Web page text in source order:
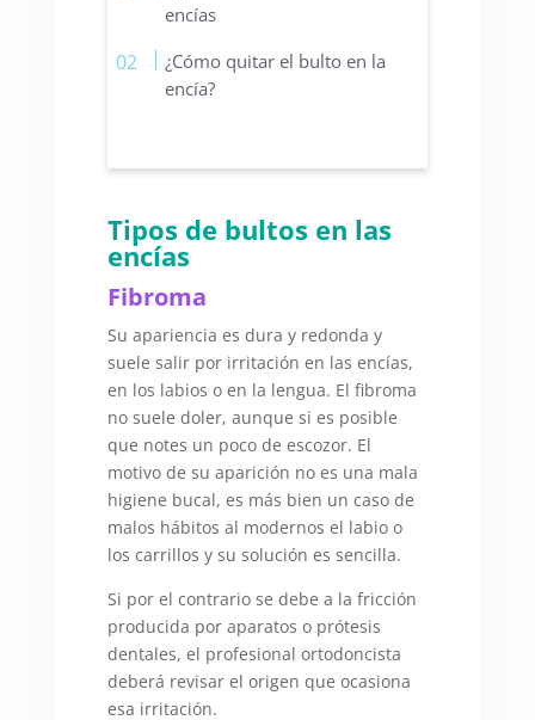
encías
¿Cómo quitar el bulto en la
encía?
Tipos de bultos en las
encías
Fibroma
Su apariencia es dura y redonda y
suele salir por irritación en las encías,
en los labios o en la lengua. El fibroma
no suele doler, aunque si es posible
que notes un poco de escozor. El
motivo de su aparición no es una mala
higiene bucal, es más bien un caso de
malos hábitos al modernos el labio o
los carrillos y su solución es sencilla.
Si por el contrario se debe a la fricción
producida por aparatos o prótesis
dentales, el profesional ortodoncista
deberá revisar el origen que ocasiona
esa irritación.